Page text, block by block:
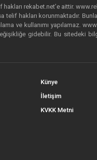
rekabet.net’e aittir.
hakları korunmaktadır.
ve kullanımı yapılamaz.
gidebilir. Bu sitedeki
Künye
İletişim
KVKK Metni